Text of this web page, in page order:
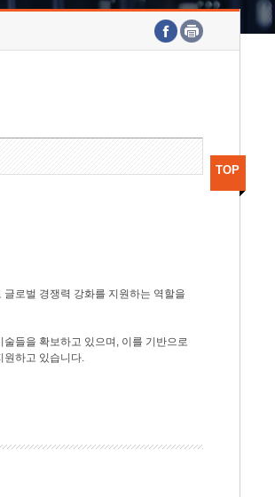
로벌 경쟁력 강화를 지원하는 역할을
들을 확보하고 있으며, 이를 기반으로
원하고 있습니다.
TOP